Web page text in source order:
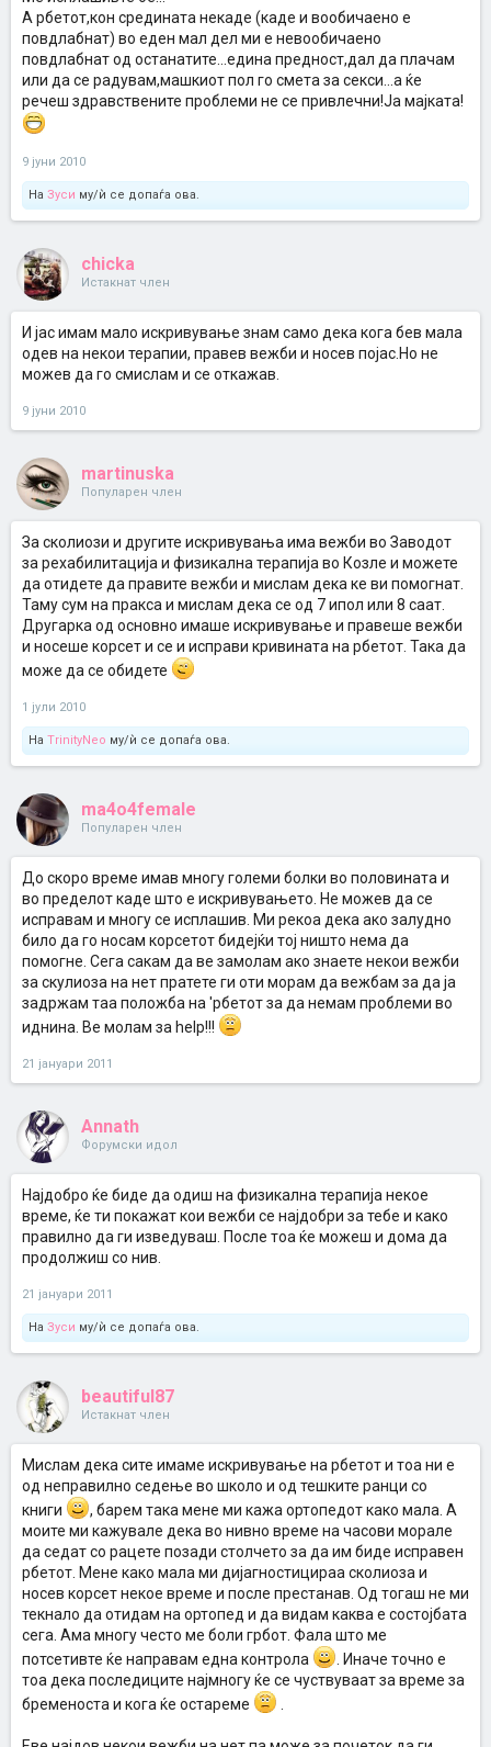
А рбетот,кон средината некаде (каде и вообичаено е
повдлабнат) во еден мал дел ми е невообичаено
повдлабнат од останатите...едина предност,дал да плачам
или да се радувам,машкиот пол го смета за секси...а ќе
речеш здравствените проблеми не се привлечни!Ја мајката!
9 јуни 2010
На Зуси му/ѝ се допаѓа ова.
chicka
Истакнат член
И јас имам мало искривување знам само дека кога бев мала
одев на некои терапии, правев вежби и носев појас.Но не
можев да го смислам и се откажав.
9 јуни 2010
martinuska
Популарен член
За сколиози и другите искривувања има вежби во Заводот
за рехабилитација и физикална терапија во Козле и можете
да отидете да правите вежби и мислам дека ке ви помогнат.
Таму сум на пракса и мислам дека се од 7 ипол или 8 саат.
Другарка од основно имаше искривување и правеше вежби
и носеше корсет и се и исправи кривината на рбетот. Така да
може да се обидете
1 јули 2010
На TrinityNeo му/ѝ се допаѓа ова.
ma4o4female
Популарен член
До скоро време имав многу големи болки во половината и
во пределот каде што е искривувањето. Не можев да се
исправам и многу се исплашив. Ми рекоа дека ако залудно
било да го носам корсетот бидејќи тој ништо нема да
помогне. Сега сакам да ве замолам ако знаете некои вежби
за скулиоза на нет пратете ги оти морам да вежбам за да ја
задржам таа положба на 'рбетот за да немам проблеми во
иднина. Ве молам за help!!!
21 јануари 2011
Annath
Форумски идол
Најдобро ќе биде да одиш на физикална терапија некое
време, ќе ти покажат кои вежби се најдобри за тебе и како
правилно да ги изведуваш. После тоа ќе можеш и дома да
продолжиш со нив.
21 јануари 2011
На Зуси му/ѝ се допаѓа ова.
beautiful87
Истакнат член
Мислам дека сите имаме искривување на рбетот и тоа ни е
од неправилно седење во школо и од тешките ранци со
книги
, барем така мене ми кажа ортопедот како мала. А
моите ми кажувале дека во нивно време на часови морале
да седат со рацете позади столчето за да им биде исправен
рбетот. Мене како мала ми дијагностицираа сколиоза и
носев корсет некое време и после престанав. Од тогаш не ми
текнало да отидам на ортопед и да видам каква е состојбата
сега. Ама многу често ме боли грбот. Фала што ме
потсетивте ќе направам една контрола
. Иначе точно е
тоа дека последиците најмногу ќе се чуствуваат за време за
бременоста и кога ќе остареме